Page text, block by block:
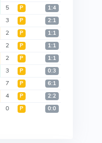
5 Р 1:4
3 Р 2:1
2 Р 1:1
2 Р 1:1
2 Р 1:1
3 Р 0:3
7 Р 6:1
4 Р 2:2
0 Р 0:0